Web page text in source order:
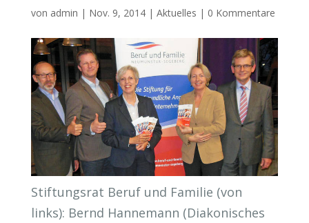
von admin | Nov. 9, 2014| Aktuelles | 0 Kommentare
Stiftungsrat Beruf und Familie (von
links): Bernd Hannemann (Diakonisches